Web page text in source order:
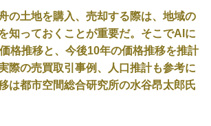
の土地を購入、売却する際は、地域の
知っておくことが重要だ。そこでAIに
格推移と、今後10年の価格推移を推計
際の売買取引事例、人口推計も参考に
は都市空間総合研究所の水谷昂太郎氏